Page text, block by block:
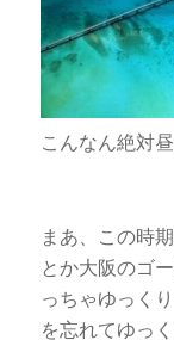
こんなん絶対
まあ、この時
とか大阪のゴ
っちゃゆっく
を忘れてゆっ